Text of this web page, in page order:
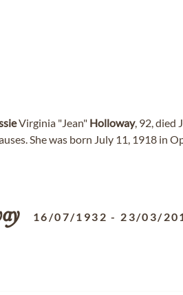
Virginia "Jean" Holloway, 92, died
She was born July 11, 1918 in
16/07/1932 - 23/03/